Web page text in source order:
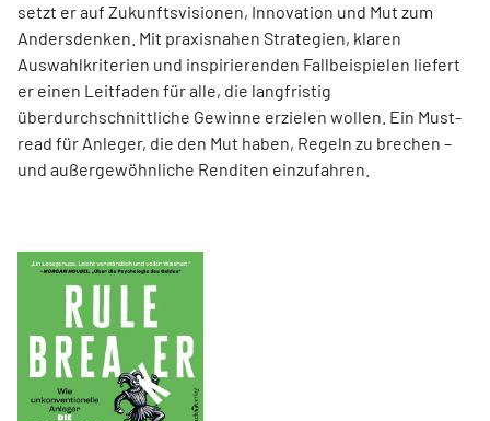
setzt er auf Zukunftsvisionen, Innovation und Mut zum
Andersdenken. Mit praxisnahen Strategien, klaren
Auswahlkriterien und inspirierenden Fallbeispielen liefert
er einen Leit­faden für alle, die langfristig
überdurchschnittliche Gewinne erzielen wollen. Ein Must-
read für Anleger, die den Mut haben, Regeln zu brechen –
und außergewöhnliche Renditen einzufahren.